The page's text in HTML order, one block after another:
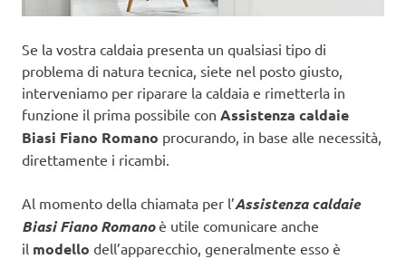
Se la vostra caldaia presenta un qualsiasi tipo di
problema di natura tecnica, siete nel posto giusto,
interveniamo per riparare la caldaia e rimetterla in
funzione il prima possibile con Assistenza caldaie
Biasi Fiano Romano procurando, in base alle necessità,
direttamente i ricambi.
Al momento della chiamata per l’Assistenza caldaie
Biasi Fiano Romanoè utile comunicare anche
il modello dell’apparecchio, generalmente esso è